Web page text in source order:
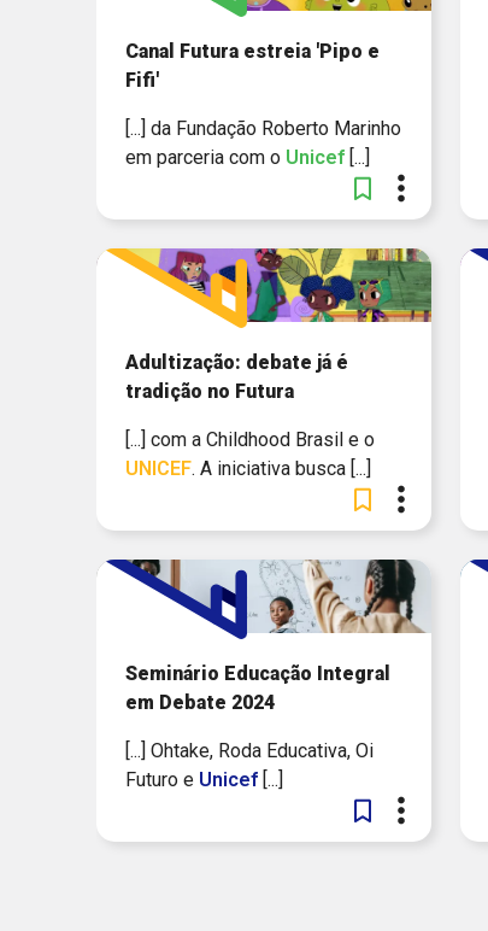
Canal Futura estreia 'Pipo e
Fifi'
[...] da Fundação Roberto Marinho
em parceria com o Unicef [...]
Adultização: debate já é
tradição no Futura
[...] com a Childhood Brasil e o
UNICEF. A iniciativa busca [...]
Seminário Educação Integral
em Debate 2024
[...] Ohtake, Roda Educativa, Oi
Futuro e Unicef [...]